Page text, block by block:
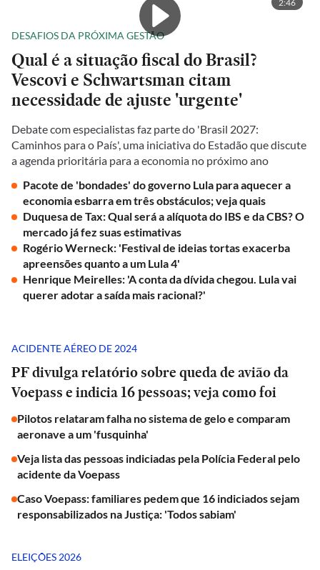
2:46
DESAFIOS DA PRÓXIMA GESTÃO
Qual é a situação fiscal do Brasil?
Vescovi e Schwartsman citam
necessidade de ajuste 'urgente'
Debate com especialistas faz parte do 'Brasil 2027:
Caminhos para o País', uma iniciativa do Estadão que discute
a agenda prioritária para a economia no próximo ano
Pacote de 'bondades' do governo Lula para aquecer a
economia esbarra em três obstáculos; veja quais
Duquesa de Tax: Qual será a alíquota do IBS e da CBS? O
mercado já fez suas estimativas
Rogério Werneck: 'Festival de ideias tortas exacerba
apreensões quanto a um Lula 4'
Henrique Meirelles: 'A conta da dívida chegou. Lula vai
querer adotar a saída mais racional?'
ACIDENTE AÉREO DE 2024
PF divulga relatório sobre queda de avião da
Voepass e indicia 16 pessoas; veja como foi
Pilotos relataram falha no sistema de gelo e comparam
aeronave a um 'fusquinha'
Veja lista das pessoas indiciadas pela Polícia Federal pelo
acidente da Voepass
Caso Voepass: familiares pedem que 16 indiciados sejam
responsabilizados na Justiça: 'Todos sabiam'
ELEIÇÕES 2026